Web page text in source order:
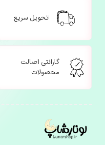
تحویل سریع
گارانتی اصالت
محصولات